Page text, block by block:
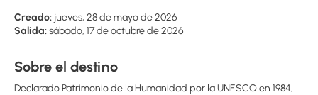
Creado: jueves, 28 de mayo de 2026
Salida:sábado, 17 de octubre de 2026
Sobre el destino
Declarado Patrimonio de la Humanidad por la UNESCO en 1984,